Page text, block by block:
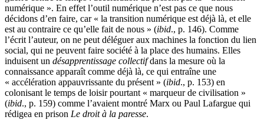
numérique ». En effet l’outil numérique n’est pas ce que nous
décidons d’en faire, car « la transition numérique est déjà là, et elle
est au contraire ce qu’elle fait de nous » (ibid., p. 146). Comme
l’écrit l’auteur, on ne peut déléguer aux machines la fonction du lien
social, qui ne peuvent faire société à la place des humains. Elles
induisent un désapprentissage collectifdans la mesure où la
connaissance apparaît comme déjà là, ce qui entraîne une
« accélération appauvrissante du présent » (ibid., p. 153) en
colonisant le temps de loisir pourtant « marqueur de civilisation »
(ibid., p. 159) comme l’avaient montré Marx ou Paul Lafargue qui
rédigea en prison Le droit à la paresse.